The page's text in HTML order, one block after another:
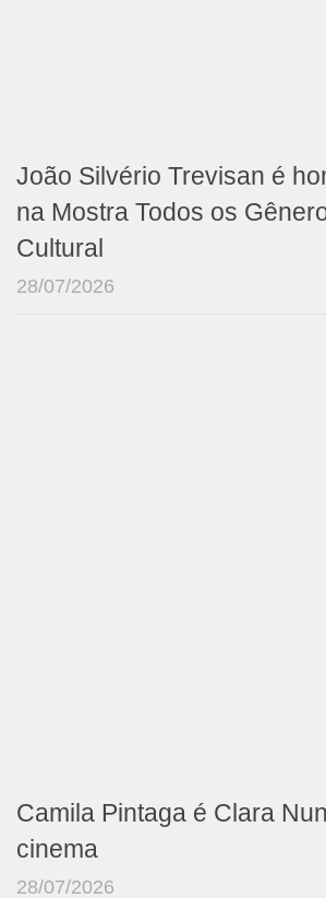
João Silvério Trevisan é
na Mostra Todos os
Cultural
28/07/2026
Camila Pintaga é Clara
cinema
28/07/2026